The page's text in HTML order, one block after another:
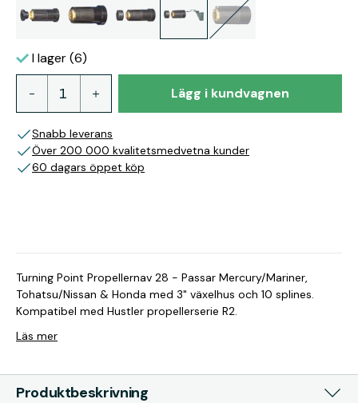
I lager (6)
Lägg i kundvagnen
Snabb leverans
Över 200 000 kvalitetsmedvetna kunder
60 dagars öppet köp
Turning Point Propellernav 28 - Passar Mercury/Mariner,
Tohatsu/Nissan & Honda med 3" växelhus och 10 splines.
Kompatibel med Hustler propellerserie R2.
Läs mer
Produktbeskrivning